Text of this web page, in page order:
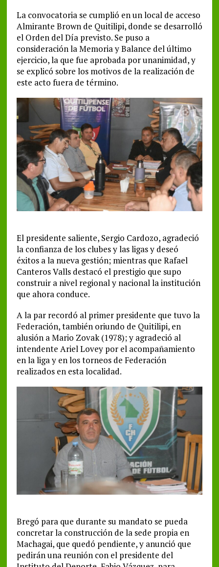
La convocatoria se cumplió en un local de acceso
Almirante Brown de Quitilipi, donde se desarrolló
el Orden del Día previsto. Se puso a
consideración la Memoria y Balance del último
ejercicio, la que fue aprobada por unanimidad, y
se explicó sobre los motivos de la realización de
este acto fuera de término.
El presidente saliente, Sergio Cardozo, agradeció
la confianza de los clubes y las ligas y deseó
éxitos a la nueva gestión; mientras que Rafael
Canteros Valls destacó el prestigio que supo
construir a nivel regional y nacional la institución
que ahora conduce.
A la par recordó al primer presidente que tuvo la
Federación, también oriundo de Quitilipi, en
alusión a Mario Zovak (1978); y agradeció al
intendente Ariel Lovey por el acompañamiento
en la liga y en los torneos de Federación
realizados en esta localidad.
Bregó para que durante su mandato se pueda
concretar la construcción de la sede propia en
Machagai, que quedó pendiente, y anunció que
pedirán una reunión con el presidente del